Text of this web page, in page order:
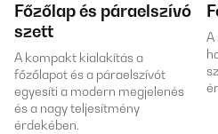
Főzőlap és páraelszívó
szett
A kompakt kialakítás a
főzőlapot és a páraelszívót
egyesíti a modern megjelenés
és a nagy teljesítmény
érdekében.
A